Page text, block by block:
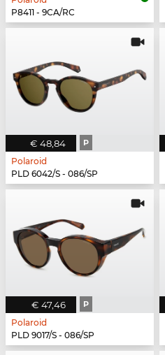
P8411 - 9CA/RC
€ 48,84 P
Polaroid
PLD 6042/S - 086/SP
€ 47,46 P
Polaroid
PLD 9017/S - 086/SP